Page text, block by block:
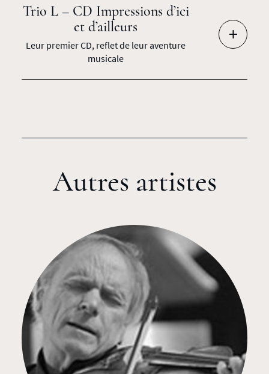
Trio L – CD Impressions d’ici
et d’ailleurs
Leur premier CD, reflet de leur aventure
musicale
+
Autres artistes